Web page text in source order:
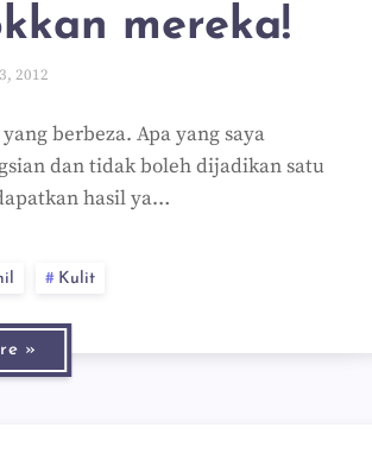
mereka!
2012
berbeza. Apa yang saya
dan tidak boleh dijadikan satu
hasil ya…
Kulit
»